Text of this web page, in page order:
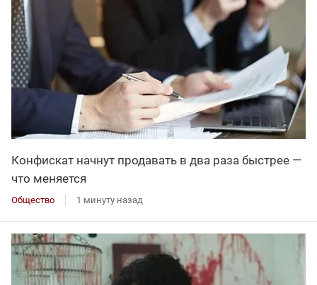
Конфискат начнут продавать в два раза быстрее —
что меняется
Общество 1 минуту назад